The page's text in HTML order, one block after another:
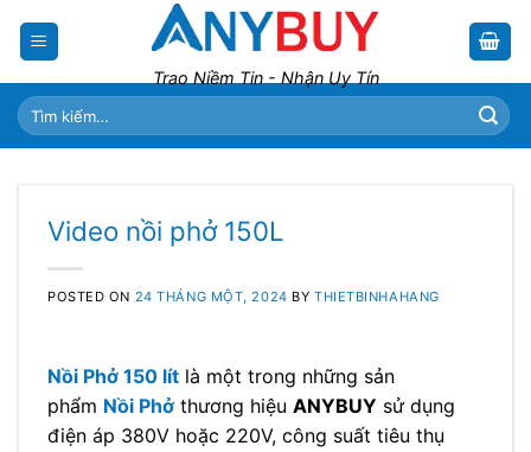
Trao Niềm Tin - Nhận Uy Tín
Tìm
kiếm:
Video nồi phở 150L
POSTED ON 24 THÁNG MỘT, 2024 BY THIETBINHAHANG
Nồi Phở 150 lít là một trong những sản
phẩm Nồi Phở thương hiệu ANYBUY sử dụng
điện áp 380V hoặc 220V, công suất tiêu thụ